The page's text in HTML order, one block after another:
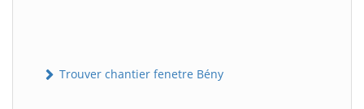
Trouver chantier fenetre Bény